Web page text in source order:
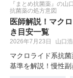
『まとめ抗菌薬』の山
抗菌薬の処方意図
医師解説！マク
き目安一覧
2026年7月23日 山口
マクロライド系抗
基準を解説！慢性副